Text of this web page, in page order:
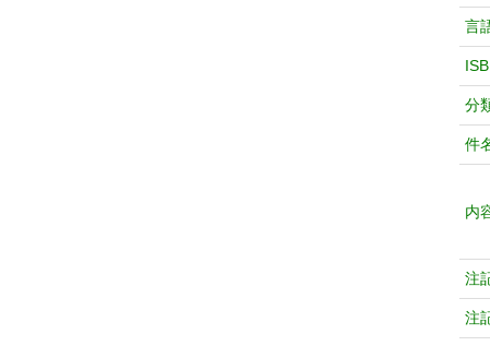
言
分
件
内
注
注